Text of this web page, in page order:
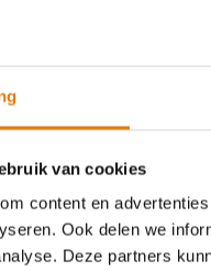
van cookies
content en
Ook delen we
Deze partners